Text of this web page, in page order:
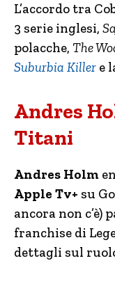
L’accordo tra
3 serie inglesi,
polacche, The
Suburbia Killer e
Andres
Titani
Andres Holm
Apple Tv+ su
ancora non c’è)
franchise di
dettagli sul